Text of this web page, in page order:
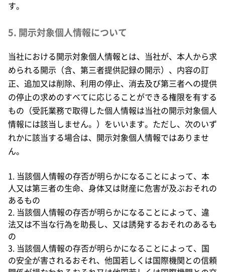
す。
5. 開示対象個人情報について
当社における開示対象個人情報とは、当社が、本人から求
められる開示（含、第三者提供記録の開示）、内容の訂
正、追加又は削除、利用の停止、消去及び第三者への提供
の停止の求めのすべてに応じることができる権限を有する
もの（受託業務で取得した個人情報は当社の開示対象個人
情報には該当しません。）をいいます。ただし、次のいず
れかに該当する場合は、開示対象個人情報ではありませ
ん。
1. 当該個人情報の存否が明らかになることによって、本
人又は第三者の生命、身体又は財産に危害が及ぶおそれの
あるもの
2. 当該個人情報の存否が明らかになることによって、違
法又は不当な行為を助長し、又は誘発するおそれのあるも
の
3. 当該個人情報の存否が明らかになることによって、国
の安全が害されるおそれ、他国若しくは国際機関との信頼